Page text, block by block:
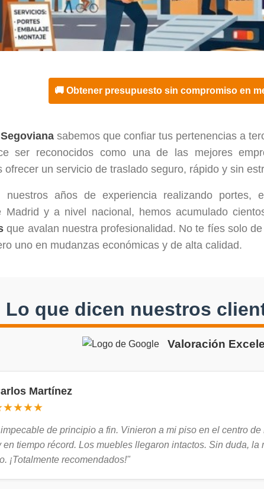
🚚 Obtener presupuesto sin compromiso en
sabemos que confiar tus pertenencias a
ser reconocidos como una de las mejores
ofrecer un servicio de traslado seguro, rápido y sin
años de experiencia realizando portes,
Madrid y a nivel nacional, hemos acumulado
que avalan nuestra profesionalidad. No te fíes solo
uno en mudanzas económicas y de alta calidad.
Lo que dicen nuestros
Valoración
Martínez
de principio a fin. Vinieron a mi piso en el centro
en tiempo récord. Los muebles llegaron intactos. Sin duda,
¡Totalmente recomendados!"